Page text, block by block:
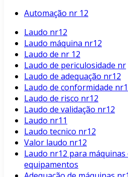
Automação nr 12
Laudo nr12
Laudo máquina nr12
Laudo de nr 12
Laudo de periculosidade nr
Laudo de adequação nr12
Laudo de conformidade
Laudo de risco nr12
Laudo de validação nr12
Laudo nr11
Laudo tecnico nr12
Valor laudo nr12
Laudo nr12 para máquinas
equipamentos